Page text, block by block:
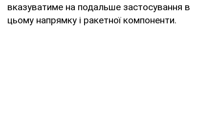
вказуватиме на подальше застосування в
цьому напрямку і ракетної компоненти.